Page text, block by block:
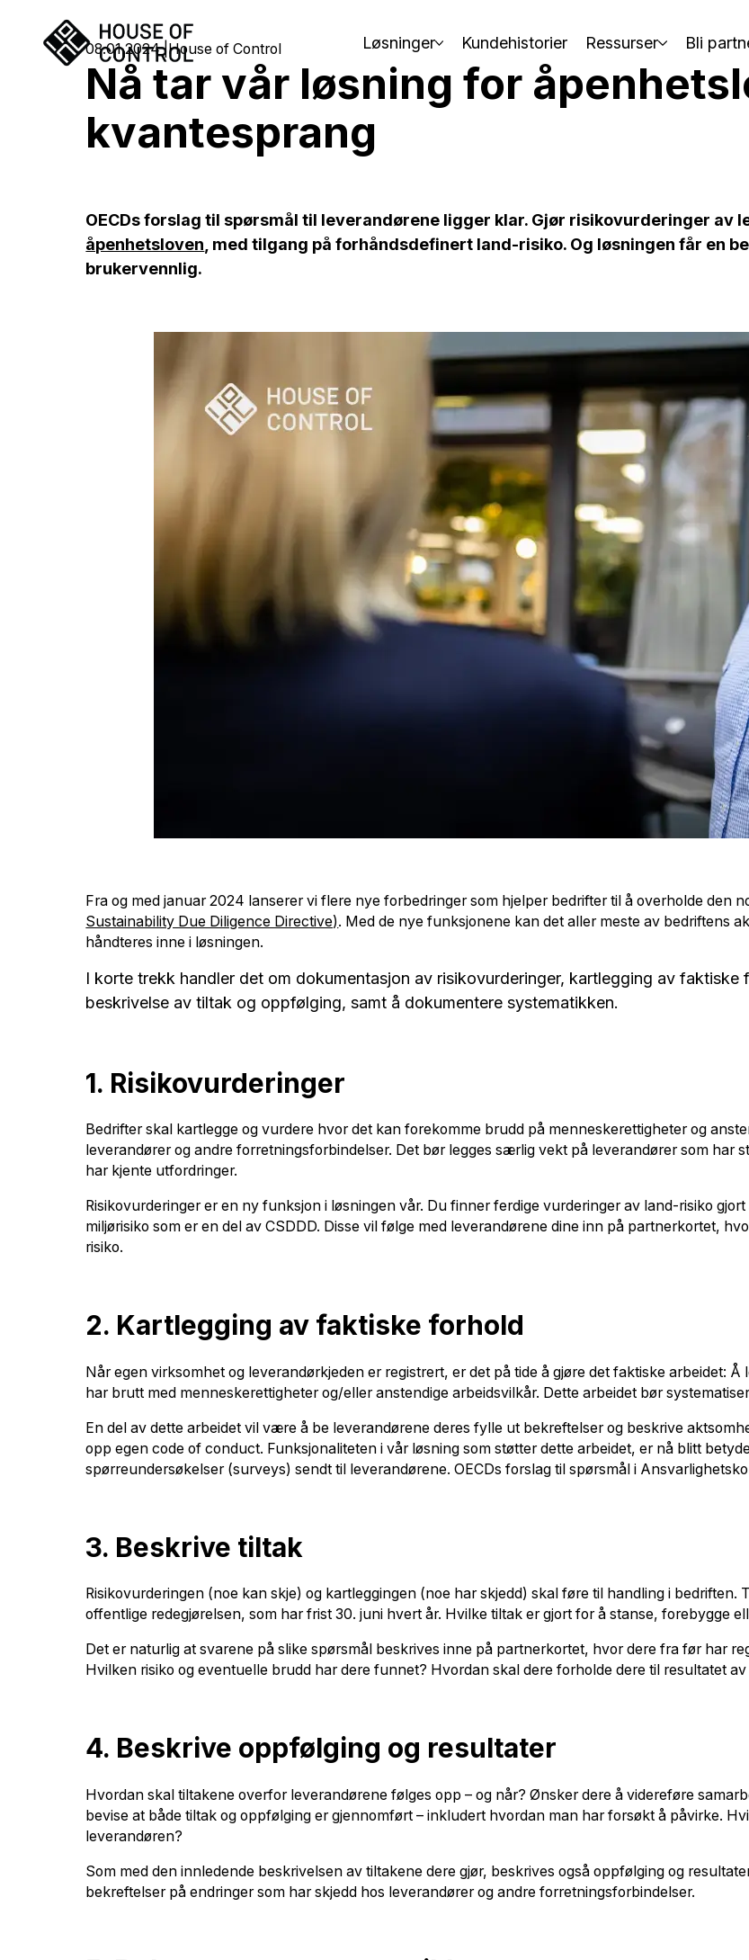
Løsninger Kundehistorier Ressurser Bli
08.01.2024 House of Control
Nå tar vår løsning for
kvantesprang
OECDs forslag til spørsmål til leverandørene ligger klar. Gjør risikovurderinger av
åpenhetsloven , med tilgang på forhåndsdefinert land-risiko. Og løsningen får en
brukervennlig.
Fra og med januar 2024 lanserer vi flere nye forbedringer som hjelper bedrifter til å overholde den
Sustainability Due Diligence Directive). Med de nye funksjonene kan det aller meste av bedriftens
håndteres inne i løsningen.
I korte trekk handler det om dokumentasjon av risikovurderinger, kartlegging av
beskrivelse av tiltak og oppfølging, samt å dokumentere systematikken.
1. Risikovurderinger
Bedrifter skal kartlegge og vurdere hvor det kan forekomme brudd på menneskerettigheter og
leverandører og andre forretningsforbindelser. Det bør legges særlig vekt på leverandører som har
har kjente utfordringer.
Risikovurderinger er en ny funksjon i løsningen vår. Du finner ferdige vurderinger av land-risiko
miljørisiko som er en del av CSDDD. Disse vil følge med leverandørene dine inn på partnerkortet,
risiko.
2. Kartlegging av faktiske forhold
Når egen virksomhet og leverandørkjeden er registrert, er det på tide å gjøre det faktiske arbeidet:
har brutt med menneskerettigheter og/eller anstendige arbeidsvilkår. Dette arbeidet bør
En del av dette arbeidet vil være å be leverandørene deres fylle ut bekreftelser og beskrive
opp egen code of conduct. Funksjonaliteten i vår løsning som støtter dette arbeidet, er nå blitt
spørreundersøkelser (surveys) sendt til leverandørene. OECDs forslag til spørsmål i
3. Beskrive tiltak
Risikovurderingen (noe kan skje) og kartleggingen (noe har skjedd) skal føre til handling i
offentlige redegjørelsen, som har frist 30. juni hvert år. Hvilke tiltak er gjort for å stanse, forebygge
Det er naturlig at svarene på slike spørsmål beskrives inne på partnerkortet, hvor dere fra før har
Hvilken risiko og eventuelle brudd har dere funnet? Hvordan skal dere forholde dere til resultatet
4. Beskrive oppfølging og resultater
Hvordan skal tiltakene overfor leverandørene følges opp – og når? Ønsker dere å videreføre
bevise at både tiltak og oppfølging er gjennomført – inkludert hvordan man har forsøkt å påvirke.
leverandøren?
Som med den innledende beskrivelsen av tiltakene dere gjør, beskrives også oppfølging og
bekreftelser på endringer som har skjedd hos leverandører og andre forretningsforbindelser.